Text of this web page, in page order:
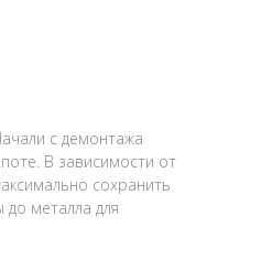
с демонтажа
В зависимости от
сохранить
металла для